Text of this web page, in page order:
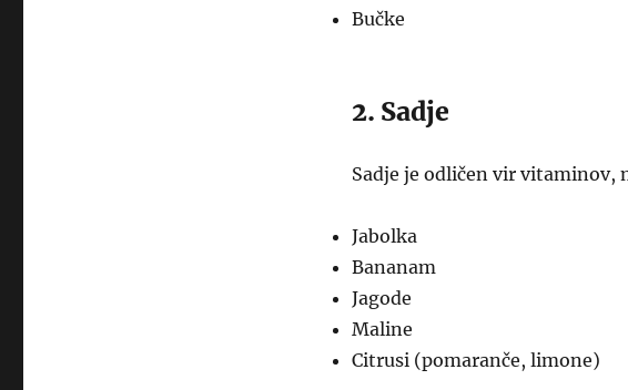
Bučke
2. Sadje
Sadje je odličen vir vitaminov,
Jabolka
Bananam
Jagode
Maline
Citrusi (pomaranče, limone)